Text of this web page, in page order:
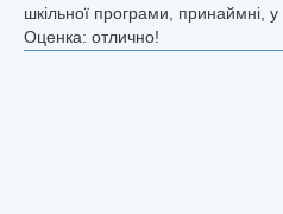
шкільної програми, принаймні,
Оценка: отлично!